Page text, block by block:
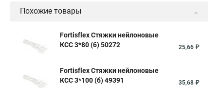
Стяжки зажим Хомут стяжка нейлоновая купить в
Стяжка alt Хомуты стяжки труб Стяжки магазин
Стяжки для кабелей металлические
Похожие товары
Fortisflex Стяжки нейлоновые
КСС 3*80 (б) 50272
25,66 ₽
Fortisflex Стяжки нейлоновые
КСС 3*100 (б) 49391
35,68 ₽